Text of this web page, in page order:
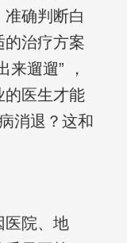
确判断白
的治疗方案
来遛遛” ，
的医生才能
消退？这和
医院、地